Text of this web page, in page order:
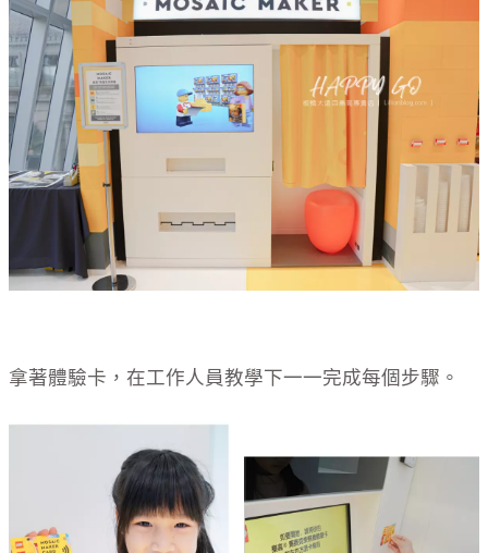
拿著體驗卡，在工作人員教學下一一完成每個步驟。